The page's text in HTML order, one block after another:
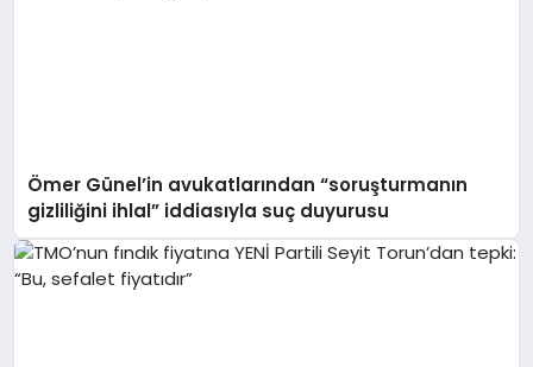
Ömer Günel’in avukatlarından “soruşturmanın
gizliliğini ihlal” iddiasıyla suç duyurusu